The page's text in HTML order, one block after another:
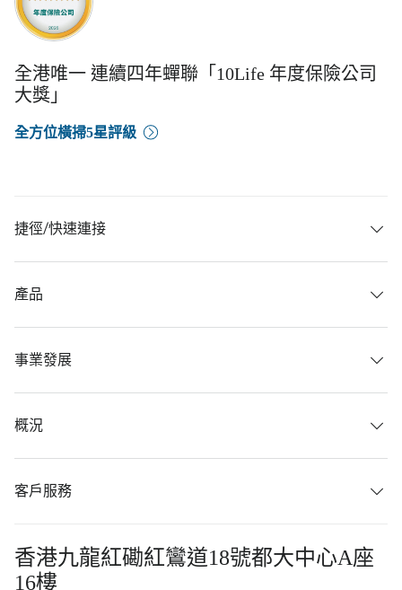
全港唯一 連續四年蟬聯「10Life 年度保險公司
大獎」
全方位橫掃5星評級
捷徑/快速連接
產品
事業發展
概況
客戶服務
香港九龍紅磡紅鸞道18號都大中心A座
16樓